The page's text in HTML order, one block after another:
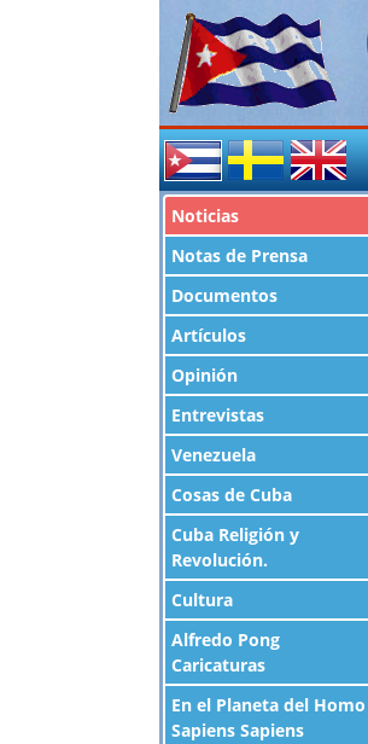
Noticias
Notas de Prensa
Documentos
Artículos
Opinión
Entrevistas
Venezuela
Cosas de Cuba
Cuba Religión y
Revolución.
Cultura
Alfredo Pong
Caricaturas
En el Planeta del Homo
Sapiens Sapiens